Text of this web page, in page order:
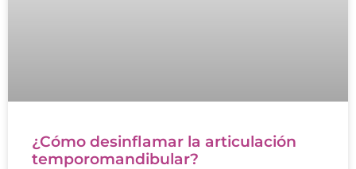
¿Cómo desinflamar la articulación
temporomandibular?